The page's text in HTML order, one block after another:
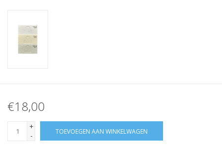
€18,00
+
-
TOEVOEGEN AAN WINKELWAGEN